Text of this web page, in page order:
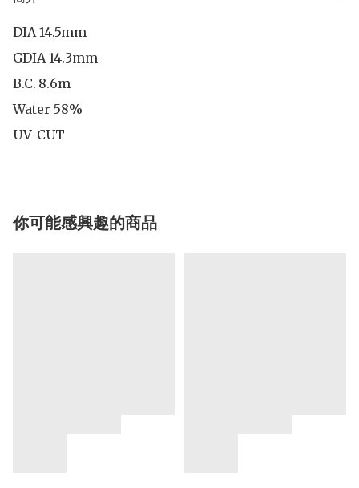
DIA 14.5mm
GDIA 14.3mm
B.C.	8.6m
Water 58%
UV-CUT
你可能感興趣的商品